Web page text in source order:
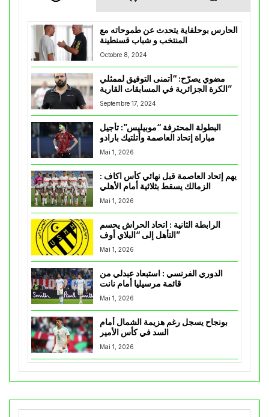
الحارس بوحلفاية يتحدث عن طموحاته مع
المنتخب و شباب قسنطينة
Octobre 8, 2024
مضوي يصرّح: “أتمنى التوفيق لممثلي
الكرة الجزائرية في المسابقات القارية”
Septembre 17, 2024
البطولة المحترفة “موبيليس”: تأجيل
مباراة إتحاد العاصمة وأتلتيك بارادو
Mai 1, 2026
يهم إتحاد العاصمة قبل نهائي كأس اكاف :
Mai 1, 2026
الرابطة الثانية : اتحاد الحراش يحسم
التأهل إلى “البلاي أوف”
Mai 1, 2026
الدوري الفرنسي : استبعاد عبدلي من
قائمة مرسيليا أمام نانت
Mai 1, 2026
بونجاح يسجل رغم هزيمة الشمال أمام
السد في كأس الأمير
Mai 1, 2026